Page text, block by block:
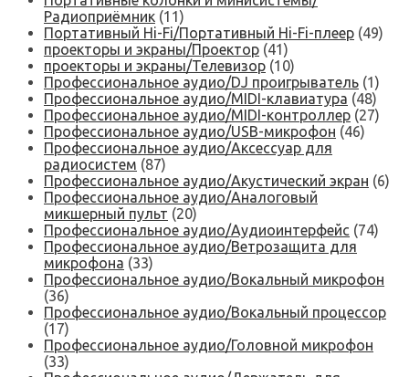
Радиоприёмник (11)
Портативный Hi-Fi/Портативный Hi-Fi-плеер (49)
проекторы и экраны/Проектор (41)
проекторы и экраны/Телевизор (10)
Профессиональное аудио/DJ проигрыватель (1)
Профессиональное аудио/MIDI-клавиатура (48)
Профессиональное аудио/MIDI-контроллер (27)
Профессиональное аудио/USB-микрофон (46)
Профессиональное аудио/Аксессуар для
радиосистем (87)
Профессиональное аудио/Акустический экран (6)
Профессиональное аудио/Аналоговый
микшерный пульт (20)
Профессиональное аудио/Аудиоинтерфейс (74)
Профессиональное аудио/Ветрозащита для
микрофона (33)
Профессиональное аудио/Вокальный микрофон
(36)
Профессиональное аудио/Вокальный процессор
(17)
Профессиональное аудио/Головной микрофон
(33)